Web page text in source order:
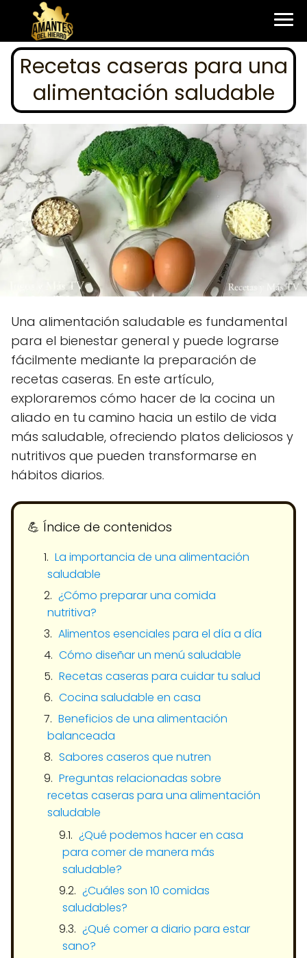
Recetas caseras para una
alimentación saludable
Una alimentación saludable es fundamental
para el bienestar general y puede lograrse
fácilmente mediante la preparación de
recetas caseras. En este artículo,
exploraremos cómo hacer de la cocina un
aliado en tu camino hacia un estilo de vida
más saludable, ofreciendo platos deliciosos y
nutritivos que pueden transformarse en
hábitos diarios.
💪​ Índice de contenidos
La importancia de una alimentación
saludable
¿Cómo preparar una comida
nutritiva?
Alimentos esenciales para el día a día
Cómo diseñar un menú saludable
Recetas caseras para cuidar tu salud
Cocina saludable en casa
Beneficios de una alimentación
balanceada
Sabores caseros que nutren
Preguntas relacionadas sobre
recetas caseras para una alimentación
saludable
¿Qué podemos hacer en casa
para comer de manera más
saludable?
¿Cuáles son 10 comidas
saludables?
¿Qué comer a diario para estar
sano?